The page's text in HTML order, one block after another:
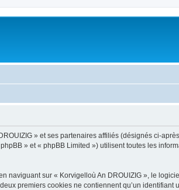
» et ses partenaires affiliés (désignés ci-
» et « phpBB Limited ») utilisent toutes les
naviguant sur « Korvigelloù An DROUIZIG », le
premiers cookies ne contiennent qu’un